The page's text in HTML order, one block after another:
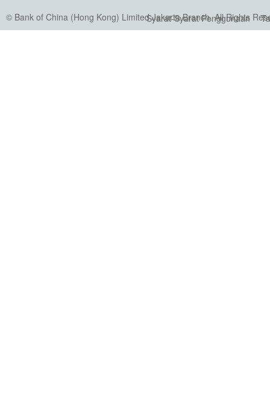
© Bank of China (Hong Kong) Limited Jakarta Branch. All Rights
Syarat-Syarat Penggunaan